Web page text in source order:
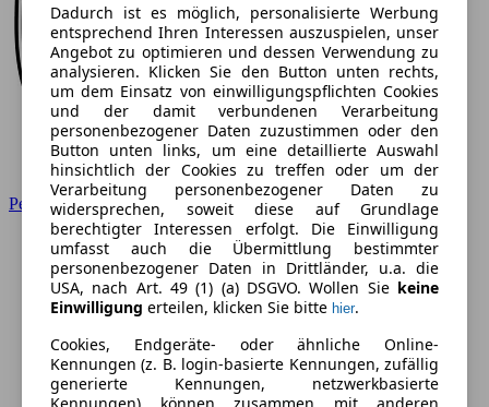
Peugeot
Dadurch ist es möglich, personalisierte Werbung
entsprechend Ihren Interessen auszuspielen, unser
Angebot zu optimieren und dessen Verwendung zu
analysieren. Klicken Sie den Button unten rechts,
um dem Einsatz von einwilligungspflichten Cookies
und der damit verbundenen Verarbeitung
personenbezogener Daten zuzustimmen oder den
Button unten links, um eine detaillierte Auswahl
hinsichtlich der Cookies zu treffen oder um der
Verarbeitung personenbezogener Daten zu
widersprechen, soweit diese auf Grundlage
berechtigter Interessen erfolgt. Die Einwilligung
umfasst auch die Übermittlung bestimmter
personenbezogener Daten in Drittländer, u.a. die
USA, nach Art. 49 (1) (a) DSGVO. Wollen Sie keine
Einwilligung erteilen, klicken Sie bitte hier.
Cookies, Endgeräte- oder ähnliche Online-
Kennungen (z. B. login-basierte Kennungen, zufällig
generierte Kennungen, netzwerkbasierte